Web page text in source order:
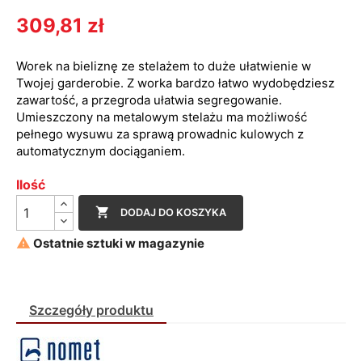
309,81 zł
Worek na bieliznę ze stelażem to duże ułatwienie w
Twojej garderobie. Z worka bardzo łatwo wydobędziesz
zawartość, a przegroda ułatwia segregowanie.
Umieszczony na metalowym stelażu ma możliwość
pełnego wysuwu za sprawą prowadnic kulowych z
automatycznym dociąganiem.
Ilość
 DODAJ DO KOSZYKA
 Ostatnie sztuki w magazynie
Szczegóły produktu